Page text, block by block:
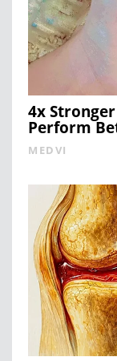
4x
Perform
MEDVI